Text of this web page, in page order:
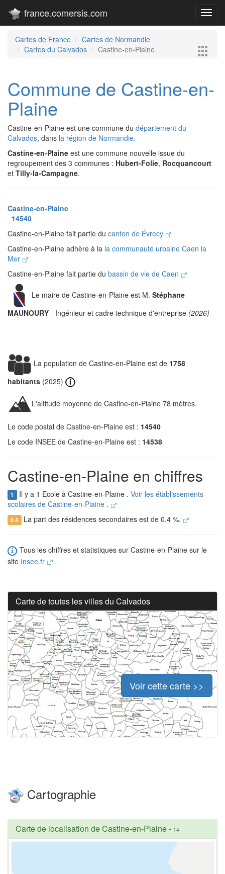
france.comersis.com
Cartes de France
Cartes de Normandie
Cartes du Calvados
Castine-en-Plaine
Commune de Castine-en-
Plaine
Castine-en-Plaine est une commune du département du
Calvados, dans la région de Normandie.
Castine-en-Plaine est une commune nouvelle issue du
regroupement des 3 communes : Hubert-Folie, Rocquancourt
et Tilly-la-Campagne.
Castine-en-Plaine
14540
Castine-en-Plaine fait partie du canton de Évrecy
Castine-en-Plaine adhère à la la communauté urbaine Caen la
Mer
Castine-en-Plaine fait partie du bassin de vie de Caen
Le maire de Castine-en-Plaine est M. Stéphane
MAUNOURY - Ingénieur et cadre technique d'entreprise (2026)
La population de Castine-en-Plaine est de 1758
habitants (2025)
L'altitude moyenne de Castine-en-Plaine 78 mètres.
Le code postal de Castine-en-Plaine est : 14540
Le code INSEE de Castine-en-Plaine est : 14538
Castine-en-Plaine en chiffres
1 Il y a 1 Ecole à Castine-en-Plaine . Voir les établissements
scolaires de Castine-en-Plaine .
0.4 La part des résidences secondaires est de 0.4 %.
Tous les chiffres et statistiques sur Castine-en-Plaine sur le
site Insee.fr
Carte de toutes les villes du Calvados
Voir cette carte >>
Cartographie
Carte de localisation de Castine-en-Plaine- 14